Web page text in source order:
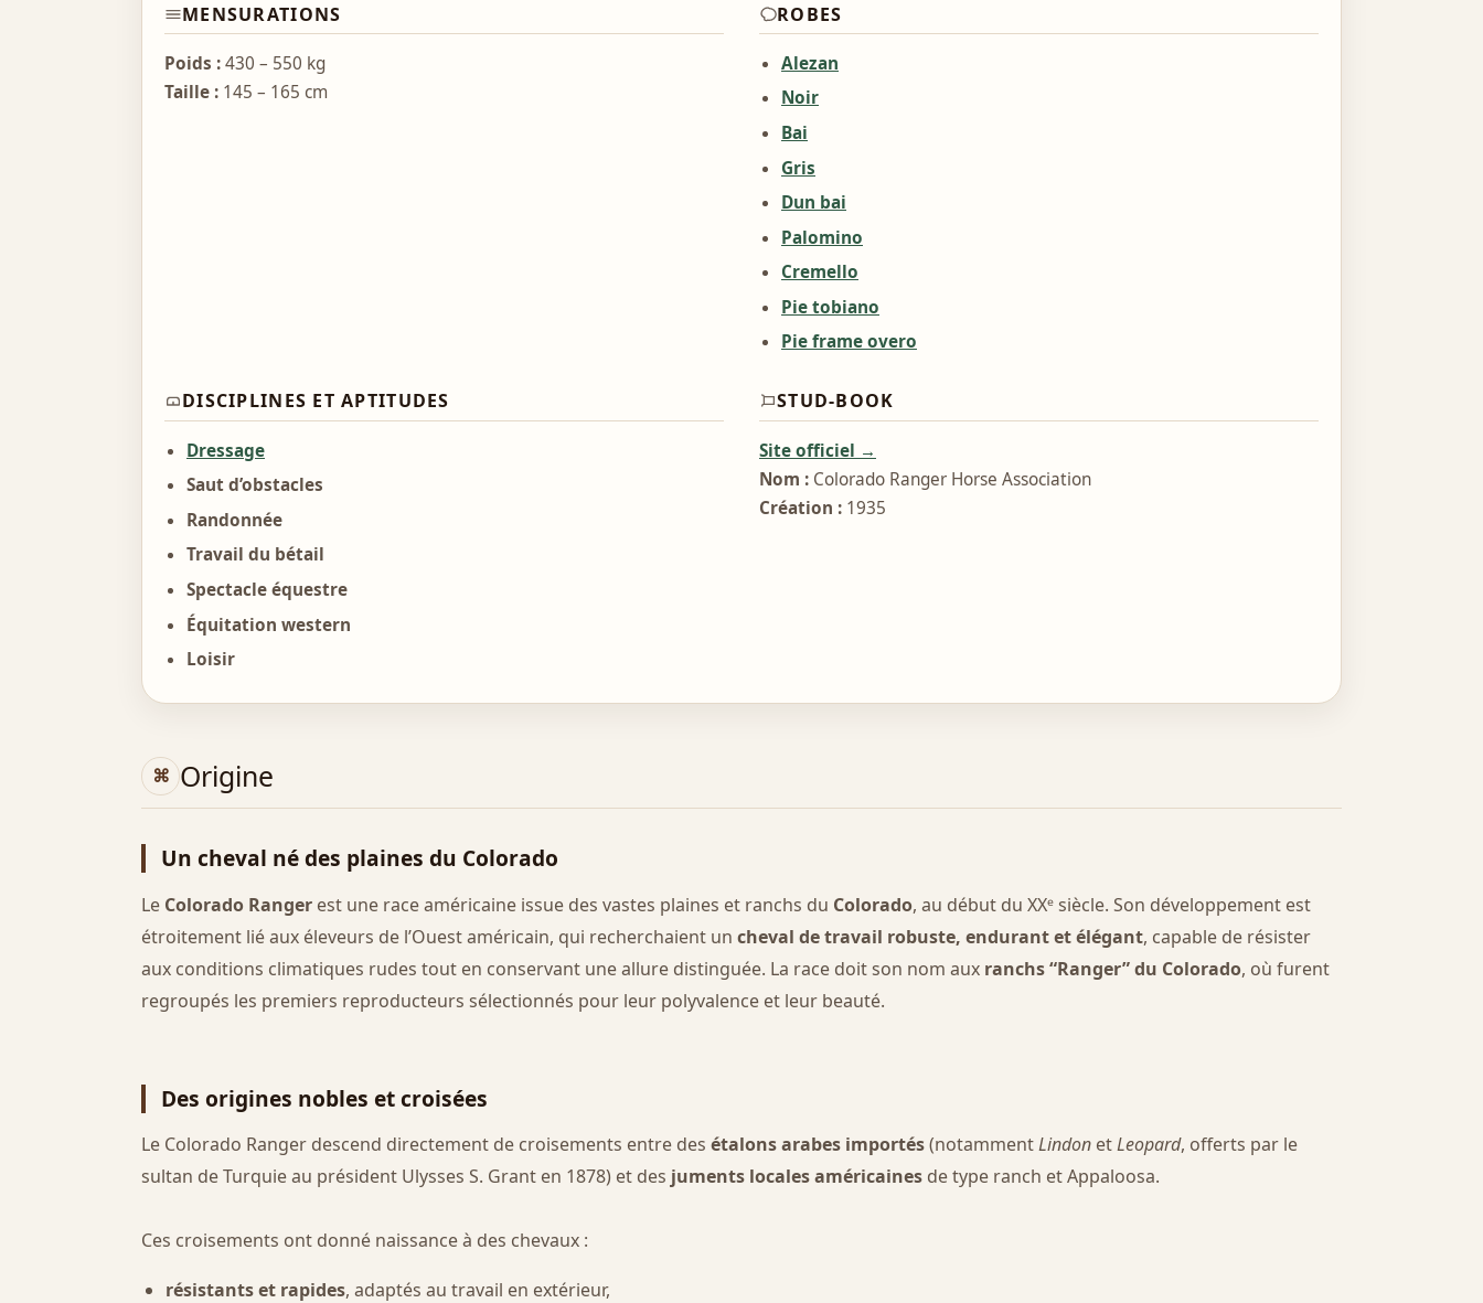
MENSURATIONS
Poids :430 – 550 kg
Taille : 145 – 165 cm
ROBES
Alezan
Noir
Bai
Gris
Dun bai
Palomino
Cremello
Pie tobiano
Pie frame overo
DISCIPLINES ET APTITUDES
Dressage
Saut d’obstacles
Randonnée
Travail du bétail
Spectacle équestre
Équitation western
Loisir
STUD-BOOK
Site officiel →
Nom : Colorado Ranger Horse Association
Création : 1935
Origine
Un cheval né des plaines du Colorado
Le Colorado Ranger est une race américaine issue des vastes plaines et ranchs du Colorado, au début du XXᵉ siècle. Son développement est
étroitement lié aux éleveurs de l’Ouest américain, qui recherchaient un cheval de travail robuste, endurant et élégant, capable de résister
aux conditions climatiques rudes tout en conservant une allure distinguée. La race doit son nom aux ranchs “Ranger” du Colorado, où furent
regroupés les premiers reproducteurs sélectionnés pour leur polyvalence et leur beauté.
Des origines nobles et croisées
Le Colorado Ranger descend directement de croisements entre des étalons arabes importés(notammentLindon etLeopard, offerts par le
sultan de Turquie au président Ulysses S. Grant en 1878) et des juments locales américaines de type ranch et Appaloosa.
Ces croisements ont donné naissance à des chevaux :
résistants et rapides, adaptés au travail en extérieur,